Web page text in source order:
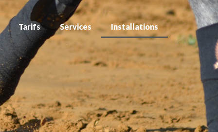
Tarifs Services Installations